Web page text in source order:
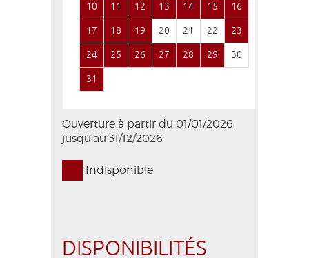
10 11 12 13 14 15 16
17 18 19 20 21 22 23
24 25 26 27 28 29 30
31
Ouverture à partir du 01/01/2026
jusqu'au 31/12/2026
Indisponible
DISPONIBILITÉS